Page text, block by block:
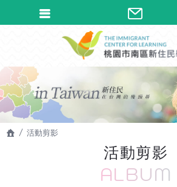
活動剪影
活動剪影
ALBUM